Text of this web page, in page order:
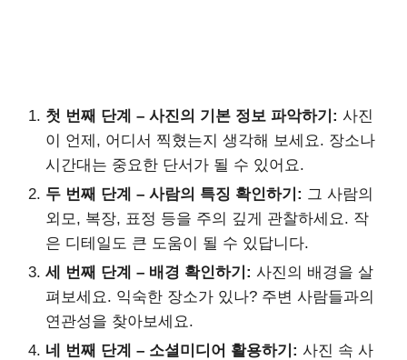
첫 번째 단계 – 사진의 기본 정보 파악하기: 사진
이 언제, 어디서 찍혔는지 생각해 보세요. 장소나
시간대는 중요한 단서가 될 수 있어요.
두 번째 단계 – 사람의 특징 확인하기: 그 사람의
외모, 복장, 표정 등을 주의 깊게 관찰하세요. 작
은 디테일도 큰 도움이 될 수 있답니다.
세 번째 단계 – 배경 확인하기: 사진의 배경을 살
펴보세요. 익숙한 장소가 있나? 주변 사람들과의
연관성을 찾아보세요.
네 번째 단계 – 소셜미디어 활용하기: 사진 속 사